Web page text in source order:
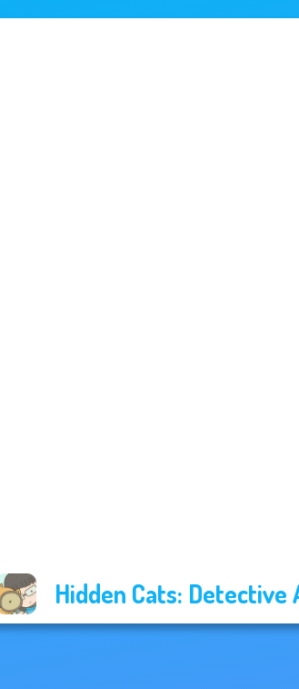
Hidden Cats: Detective